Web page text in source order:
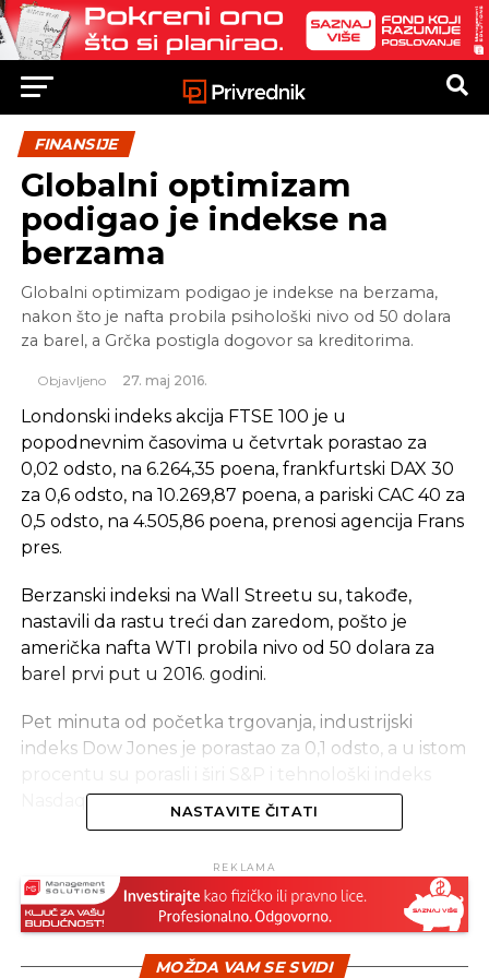
FINANSIJE
Globalni optimizam
podigao je indekse na
berzama
Globalni optimizam podigao je indekse na berzama,
nakon što je nafta probila psihološki nivo od 50 dolara
za barel, a Grčka postigla dogovor sa kreditorima.
Objavljeno 27. maj 2016.
Londonski indeks akcija FTSE 100 je u
popodnevnim časovima u četvrtak porastao za
0,02 odsto, na 6.264,35 poena, frankfurtski DAX 30
za 0,6 odsto, na 10.269,87 poena, a pariski CAC 40 za
0,5 odsto, na 4.505,86 poena, prenosi agencija Frans
pres.
Berzanski indeksi na Wall Streetu su, takođe,
nastavili da rastu treći dan zaredom, pošto je
američka nafta WTI probila nivo od 50 dolara za
barel prvi put u 2016. godini.
Pet minuta od početka trgovanja, industrijski
indeks Dow Jones je porastao za 0,1 odsto, a u istom
Nasdaq.
dolara sa 1,1154 dolara prethodnog dana, dok je
dolar oslabio na 109,72 jena sa 110,21 jena.
Slabiji dolar je pružio izvjestan podstrek većini
NASTAVITE ČITATI
REKLAMA
MOŽDA VAM SE SVIDI